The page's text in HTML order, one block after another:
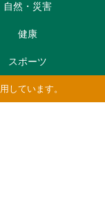
自然・災害
健康
スポーツ
しています。